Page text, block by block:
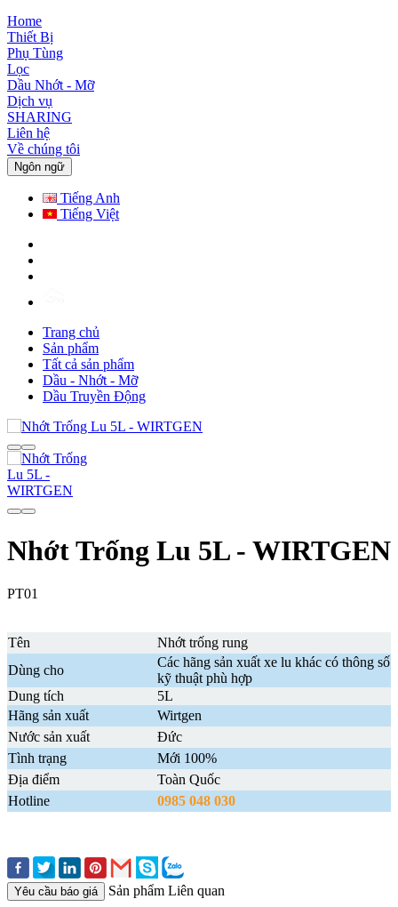
Home
Thiết Bị
Phụ Tùng
Lọc
Dầu Nhớt - Mỡ
Dịch vụ
SHARING
Liên hệ
Về chúng tôi
Ngôn ngữ
Tiếng Anh
Tiếng Việt
Trang chủ
Sản phẩm
Tất cả sản phẩm
Dầu - Nhớt - Mỡ
Dầu Truyền Động
Nhớt Trống Lu 5L - WIRTGEN
PT01
Tên
Nhớt trống rung
Dùng cho
Các hãng sản xuất xe lu khác có thông số
kỹ thuật phù hợp
Dung tích
5L
Hãng sản xuất
Wirtgen
Nước sản xuất
Đức
Tình trạng
Mới 100%
Địa điểm
Toàn Quốc
Hotline
0985 048 030
Yêu cầu báo giá Sản phẩm Liên quan